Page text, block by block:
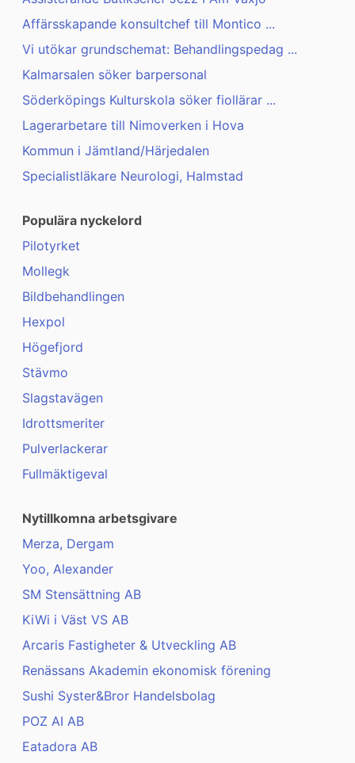
Affärsskapande konsultchef till Montico ...
Vi utökar grundschemat: Behandlingspedag ...
Kalmarsalen söker barpersonal
Söderköpings Kulturskola söker fiollärar ...
Lagerarbetare till Nimoverken i Hova
Kommun i Jämtland/Härjedalen
Specialistläkare Neurologi, Halmstad
Populära nyckelord
Pilotyrket
Mollegk
Bildbehandlingen
Hexpol
Högefjord
Stävmo
Slagstavägen
Idrottsmeriter
Pulverlackerar
Fullmäktigeval
Nytillkomna arbetsgivare
Merza, Dergam
Yoo, Alexander
SM Stensättning AB
KiWi i Väst VS AB
Arcaris Fastigheter & Utveckling AB
Renässans Akademin ekonomisk förening
Sushi Syster&Bror Handelsbolag
POZ AI AB
Eatadora AB